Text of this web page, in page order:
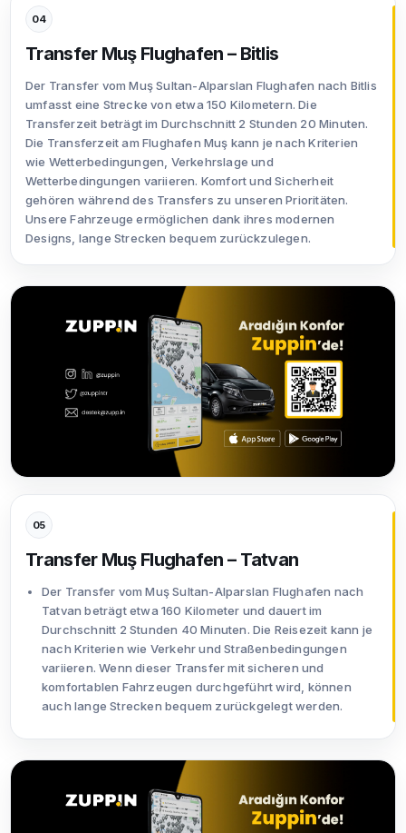
04
Transfer Muş Flughafen – Bitlis
Der Transfer vom Muş Sultan-Alparslan Flughafen nach Bitlis
umfasst eine Strecke von etwa 150 Kilometern. Die
Transferzeit beträgt im Durchschnitt 2 Stunden 20 Minuten.
Die Transferzeit am Flughafen Muş kann je nach Kriterien
wie Wetterbedingungen, Verkehrslage und
Wetterbedingungen variieren. Komfort und Sicherheit
gehören während des Transfers zu unseren Prioritäten.
Unsere Fahrzeuge ermöglichen dank ihres modernen
Designs, lange Strecken bequem zurückzulegen.
05
Transfer Muş Flughafen – Tatvan
Der Transfer vom Muş Sultan-Alparslan Flughafen nach
Tatvan beträgt etwa 160 Kilometer und dauert im
Durchschnitt 2 Stunden 40 Minuten. Die Reisezeit kann je
nach Kriterien wie Verkehr und Straßenbedingungen
variieren. Wenn dieser Transfer mit sicheren und
komfortablen Fahrzeugen durchgeführt wird, können
auch lange Strecken bequem zurückgelegt werden.